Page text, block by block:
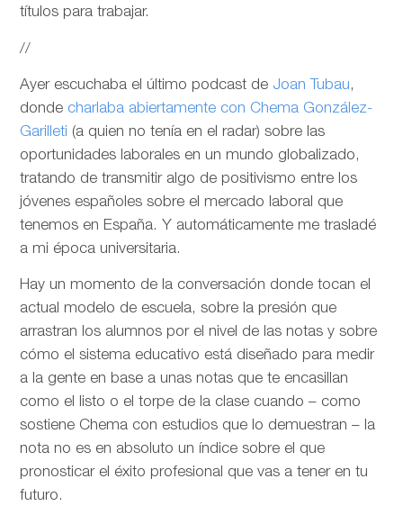
títulos para trabajar.
//
Ayer escuchaba el último podcast de Joan Tubau,
donde charlaba abiertamente con Chema González-
Garilleti (a quien no tenía en el radar) sobre las
oportunidades laborales en un mundo globalizado,
tratando de transmitir algo de positivismo entre los
jóvenes españoles sobre el mercado laboral que
tenemos en España. Y automáticamente me trasladé
a mi época universitaria.
Hay un momento de la conversación donde tocan el
actual modelo de escuela, sobre la presión que
arrastran los alumnos por el nivel de las notas y sobre
cómo el sistema educativo está diseñado para medir
a la gente en base a unas notas que te encasillan
como el listo o el torpe de la clase cuando – como
sostiene Chema con estudios que lo demuestran – la
nota no es en absoluto un índice sobre el que
pronosticar el éxito profesional que vas a tener en tu
futuro.